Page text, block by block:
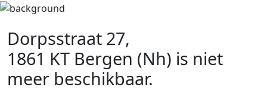
Dorpsstraat 27,
1861 KT Bergen (Nh) is niet
meer beschikbaar.